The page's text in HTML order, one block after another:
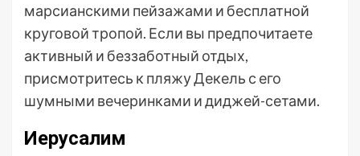
марсианскими пейзажами и бесплатной
круговой тропой. Если вы предпочитаете
активный и беззаботный отдых,
присмотритесь к пляжу Декель с его
шумными вечеринками и диджей-сетами.
Иерусалим